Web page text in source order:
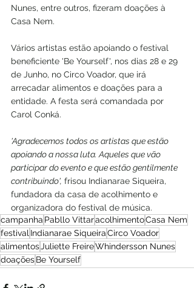
Nunes, entre outros, fizeram doações à
Casa Nem.
Vários artistas estão apoiando o festival
beneficiente 'Be Yourself', nos dias 28 e 29
de Junho, no Circo Voador, que irá
arrecadar alimentos e doações para a
entidade. A festa será comandada por
Carol Conká.
'Agradecemos todos os artistas que estão
apoiando a nossa luta. Aqueles que vão
participar do evento e que estão gentilmente
contribuindo', frisou Indianarae Siqueira,
fundadora da casa de acolhimento e
organizadora do festival de música.
campanha Pabllo VittaracolhimentoCasa Nem
festival Indianarae SiqueiraCirco Voador
alimentos Juliette FreireWhindersson Nunes
doaçõesBe Yourself